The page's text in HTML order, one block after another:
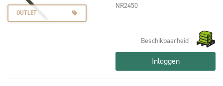
OUTLET
NR2450
Beschikbaarheid
Inloggen